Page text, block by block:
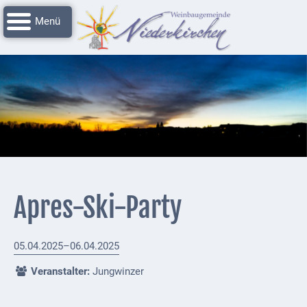
Navigation
überspringen
Startseite
Grussworte
Rathaus
Unser
Niederkirchen
Impressionen
Nachrichtenarchiv
Deidesheim
Apres-Ski-Party
05.04.2025–06.04.2025
Veranstalter: Jungwinzer